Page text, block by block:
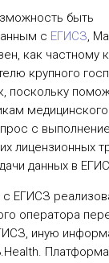
быть
с ЕГИСЗ,
как частному
крупного
поскольку
с
лицензионных
данных в
с ЕГИСЗ
оператора
иную